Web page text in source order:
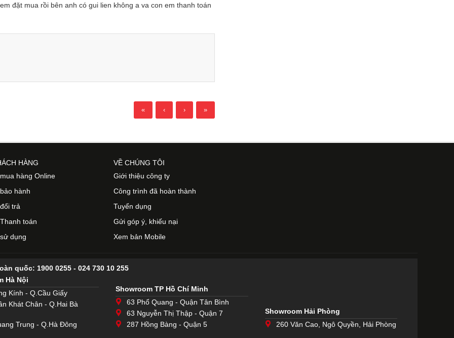
đặt mua rồi bên anh có gui lien không a va con em thanh toán
« ‹ › »
HÀNG
hàng Online
hành
trả
toán
dụng
VỀ CHÚNG TÔI
Giới thiệu công ty
Công trình đã hoàn thành
Tuyển dụng
Gửi góp ý, khiếu nại
Xem bản Mobile
quốc: 1900 0255 - 024 730 10 255
Hà Nội
Kính - Q.Cầu Giấy
Khát Chân - Q.Hai Bà
Trung - Q.Hà Đông
Showroom TP Hồ Chí Minh
63 Phổ Quang - Quận Tân Bình
63 Nguyễn Thị Thập - Quận 7
287 Hồng Bàng - Quận 5
Showroom Hải Phòng
260 Văn Cao, Ngô Quyền, Hải Phòng